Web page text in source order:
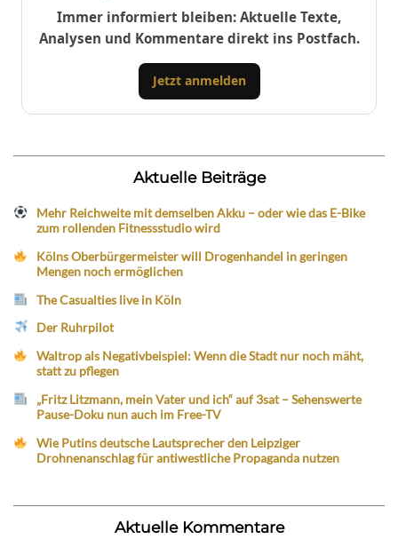
Immer informiert bleiben: Aktuelle Texte,
Analysen und Kommentare direkt ins Postfach.
Jetzt anmelden
Aktuelle Beiträge
Mehr Reichweite mit demselben Akku – oder wie das E-Bike
zum rollenden Fitnessstudio wird
Kölns Oberbürgermeister will Drogenhandel in geringen
Mengen noch ermöglichen
The Casualties live in Köln
Der Ruhrpilot
Waltrop als Negativbeispiel: Wenn die Stadt nur noch mäht,
statt zu pflegen
„Fritz Litzmann, mein Vater und ich“ auf 3sat – Sehenswerte
Pause-Doku nun auch im Free-TV
Wie Putins deutsche Lautsprecher den Leipziger
Drohnenanschlag für antiwestliche Propaganda nutzen
Aktuelle Kommentare